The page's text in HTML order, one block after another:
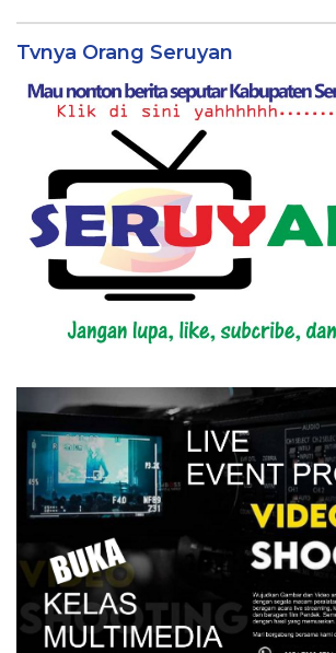
Tvnya Orang Seruyan